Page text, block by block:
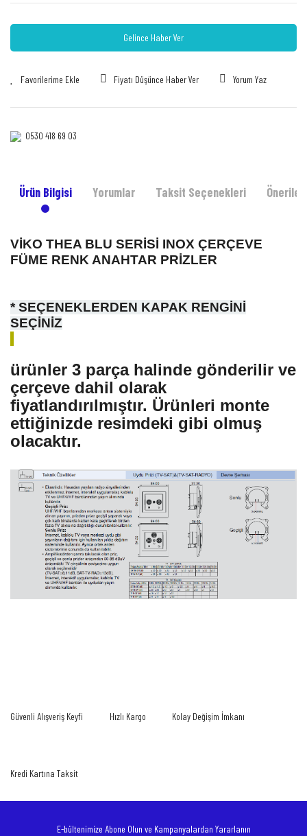
Gelince Haber Ver
Fiyatı Düşünce Haber Ver Yorum Yaz
0530 418 69 03‎‎
Ürün Bilgisi Yorumlar Taksit Seçenekleri
VİKO THEA BLU SERİSİ INOX ÇERÇEVE
FÜME RENK ANAHTAR PRİZLER
* SEÇENEKLERDEN KAPAK RENGİNİ
SEÇİNİZ
ürünler 3 parça halinde gönderilir ve
çerçeve dahil olarak
fiyatlandırılmıştır. Ürünleri monte
ettiğinizde resimdeki gibi olmuş
olacaktır.
Ürün açıklamasında eksik bilgiler bulunuyor.
Güvenli Alışveriş Keyfi Hızlı Kargo Kolay Değişim İmkanı
Kredi Kartına Taksit
E-bültenimize Abone Olun ve Kampanyalardan Yararlanın